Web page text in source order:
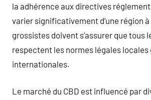
la adhérence aux directives
varier significativement d’une région à
grossistes doivent s’assurer que tous
respectent les normes légales locales
internationales.
Le marché du CBD est influencé par